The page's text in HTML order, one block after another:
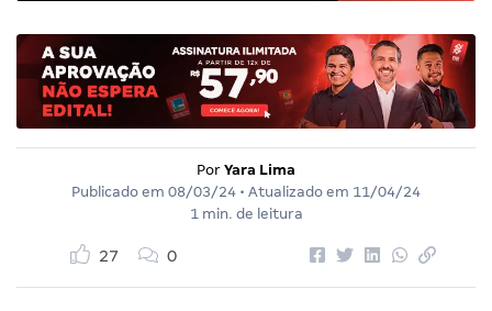
Por Yara Lima
Publicado em 08/03/24 • Atualizado em 11/04/24
1 min. de leitura
27 0